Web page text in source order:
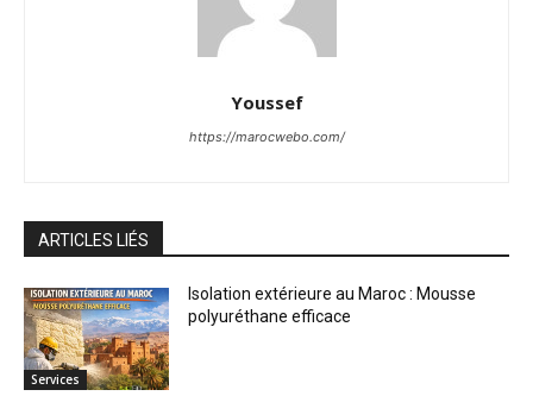
Youssef
https://marocwebo.com/
ARTICLES LIÉS
Services
Isolation extérieure au Maroc : Mousse
polyuréthane efficace